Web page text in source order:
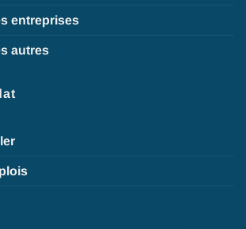
entreprises
autres